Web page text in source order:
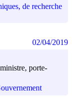
de recherche
porte-
02/04/2019